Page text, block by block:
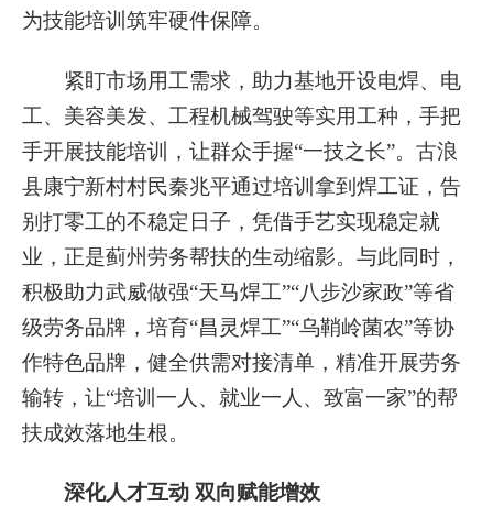
为技能培训筑牢硬件保障。
紧盯市场用工需求，助力基地开设电焊、电
工、美容美发、工程机械驾驶等实用工种，手把
手开展技能培训，让群众手握“一技之长”。古浪
县康宁新村村民秦兆平通过培训拿到焊工证，告
别打零工的不稳定日子，凭借手艺实现稳定就
业，正是蓟州劳务帮扶的生动缩影。与此同时，
积极助力武威做强“天马焊工”“八步沙家政”等省
级劳务品牌，培育“昌灵焊工”“乌鞘岭菌农”等协
作特色品牌，健全供需对接清单，精准开展劳务
输转，让“培训一人、就业一人、致富一家”的帮
扶成效落地生根。
深化人才互动 双向赋能增效